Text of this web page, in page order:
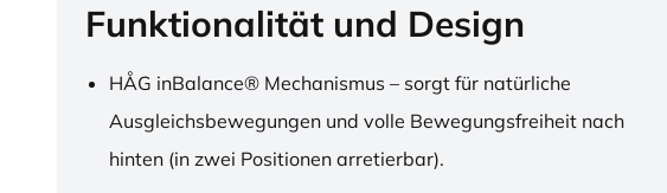
Funktionalität und Design
HÅG inBalance® Mechanismus – sorgt für natürliche
Ausgleichsbewegungen und volle Bewegungsfreiheit nach
hinten (in zwei Positionen arretierbar).